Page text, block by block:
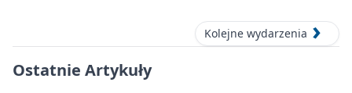
Kolejne wydarzenia
Ostatnie Artykuły